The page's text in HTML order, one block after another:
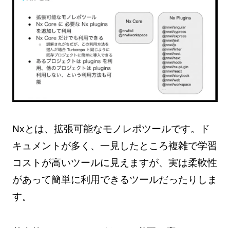
Nxとは、拡張可能なモノレポツールです。ド
キュメントが多く、一見したところ複雑で学習
コストが高いツールに見えますが、実は柔軟性
があって簡単に利用できるツールだったりしま
す。